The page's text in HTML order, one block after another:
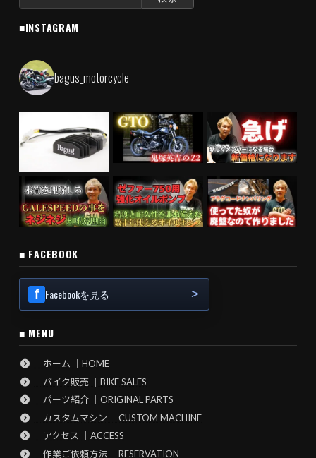
■INSTAGRAM
bagus_motorcycle
■ FACEBOOK
Facebookを見る
■ MENU
ホーム ｜HOME
バイク販売 ｜BIKE SALES
パーツ紹介 ｜ORIGINAL PARTS
カスタムマシン ｜CUSTOM MACHINE
アクセス ｜ACCESS
作業ご依頼方法 ｜RESERVATION